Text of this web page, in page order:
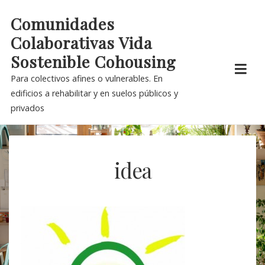
content
Comunidades
Colaborativas Vida
Sostenible Cohousing
Para colectivos afines o vulnerables. En
edificios a rehabilitar y en suelos públicos y
privados
idea